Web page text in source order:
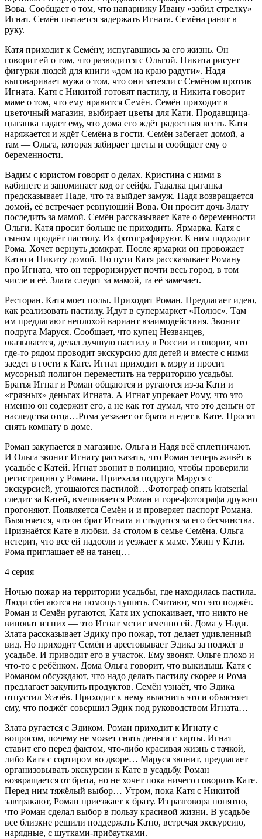
Вова. Сообщает о том, что напарнику Ивану «забил стрелку»
Игнат. Семён пытается задержать Игната. Семёна ранят в
руку.
Катя приходит к Семёну, испугавшись за его жизнь. Он
говорит ей о том, что разводится с Ольгой. Никита рисует
фигурки людей для книги «дом на краю радуги». Надя
выговаривает мужа о том, что они затеяли с Семёном против
Игната. Катя с Никитой готовят пастилу, и Никита говорит
маме о том, что ему нравится Семён. Семён приходит в
цветочный магазин, выбирает цветы для Кати. Продавщица-
цыганка гадает ему, что дома его ждёт радостная весть. Катя
наряжается и ждёт Семёна в гости. Семён забегает домой, а
там — Ольга, которая забирает цветы и сообщает ему о
беременности.
Вадим с юристом говорят о делах. Кристина с ними в
кабинете и запоминает код от сейфа. Гадалка цыганка
предсказывает Наде, что та выйдет замуж. Надя возвращается
домой, её встречает ревнующий Вова. Он просит дочь Злату
последить за мамой. Семён рассказывает Кате о беременности
Ольги. Катя просит больше не приходить. Ярмарка. Катя с
сыном продаёт пастилу. Их фотографируют. К ним подходит
Рома. Хочет вернуть домкрат. После ярмарки он провожает
Катю и Никиту домой. По пути Катя рассказывает Роману
про Игната, что он терроризирует почти весь город, в том
числе и её. Злата следит за мамой, та её замечает.
Ресторан. Катя моет полы. Приходит Роман. Предлагает идею,
как реализовать пастилу. Идут в супермаркет «Полюс». Там
им предлагают неплохой вариант взаимодействия. Звонит
подруга Маруся. Сообщает, что купец Незванцев,
оказывается, делал лучшую пастилу в России и говорит, что
где-то рядом проводит экскурсию для детей и вместе с ними
заедет в гости к Кате. Игнат приходит к мэру и просит
мусорный полигон переместить на территорию усадьбы.
Братья Игнат и Роман общаются и ругаются из-за Кати и
«грязных» деньгах Игната. А Игнат упрекает Рому, что это
именно он содержит его, а не как тот думал, что это деньги от
наследства отца…Рома уезжает от брата и едет к Кате. Просит
снять комнату в доме.
Роман закупается в магазине. Ольга и Надя всё сплетничают.
И Ольга звонит Игнату рассказать, что Роман теперь живёт в
усадьбе с Катей. Игнат звонит в полицию, чтобы проверили
регистрацию у Романа. Приехала подруга Маруся с
экскурсией, угощаются пастилой…Фотограф опять kratserial
следит за Катей, вмешивается Роман и горе-фотографа дружно
прогоняют. Появляется Семён и и проверяет паспорт Романа.
Выясняется, что он брат Игната и стыдится за его бесчинства.
Признаётся Кате в любви. За столом в семье Семёна. Ольга
истерит, что все ей надоели и уезжает к маме. Ужин у Кати.
Рома приглашает её на танец…
4 серия
Ночью пожар на территории усадьбы, где находилась пастила.
Люди сбегаются на помощь тушить. Считают, что это поджёг.
Роман и Семён ругаются, Катя их успокаивает, что никто не
виноват из них — это Игнат мстит именно ей. Дома у Нади.
Злата рассказывает Эдику про пожар, тот делает удивленный
вид. Но приходит Семён и арестовывает Эдика за поджёг в
усадьбе. И приводит его в участок. Ему звонят. Ольге плохо и
что-то с ребёнком. Дома Ольга говорит, что выкидыш. Катя с
Романом обсуждают, что надо делать пастилу скорее и Рома
предлагает закупить продуктов. Семён узнаёт, что Эдика
отпустил Усачёв. Приходит к нему выяснить это и объясняет
ему, что поджёг совершил Эдик под руководством Игната…
Злата ругается с Эдиком. Роман приходит к Игнату с
вопросом, почему не может снять деньги с карты. Игнат
ставит его перед фактом, что-либо красивая жизнь с тачкой,
либо Катя с сортиром во дворе… Маруся звонит, предлагает
организовывать экскурсии к Кате в усадьбу. Роман
возвращается от брата, но не хочет пока ничего говорить Кате.
Перед ним тяжёлый выбор… Утром, пока Катя с Никитой
завтракают, Роман приезжает к брату. Из разговора понятно,
что Роман сделал выбор в пользу красивой жизни. В усадьбе
все близкие решили поддержать Катю, встречая экскурсию,
нарядные, с шутками-прибаутками.